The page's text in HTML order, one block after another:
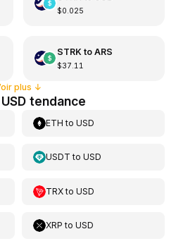
$0.025
STRK to ARS
$37.11
plus ↓
tendance
ETH toUSD
USDT toUSD
TRXtoUSD
XRP toUSD